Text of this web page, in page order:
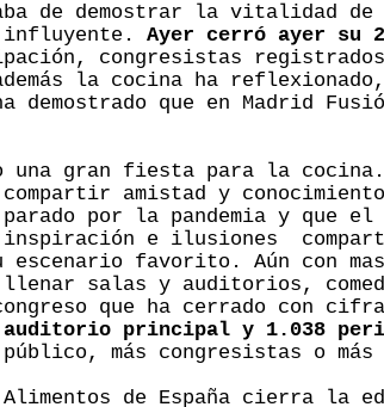
de demostrar la vitalidad de
influyente. Ayer cerró ayer su
congresistas
la cocina ha
que en Madrid
una gran fiesta para la
amistad y
por la pandemia y que
e ilusiones
favorito. Aún con
salas y auditorios,
que ha cerrado con
principal y 1.038
más congresistas o
de España cierra la